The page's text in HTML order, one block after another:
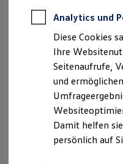
Behörden
Anpfiff zum
Elektromobilität
Elektroautos
ID. Tutorials
Der neue
Der neue
Der ID.4
Stabilität bei
sorgt.
Datenschutzerklärungen
Lizenzhinweise Dritter
Angaben zum Digital Services
Analytics und
Diese Cookies
Ihre
Seitenaufrufe,
und
Damit helfen
persönlich auf